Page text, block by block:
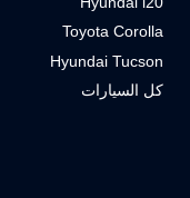
Toyota Corolla
Hyundai Tucson
كل السيارات